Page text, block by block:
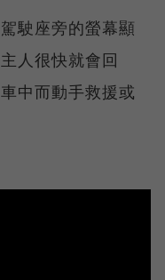
駛座旁的螢幕顯
人很快就會回
中而動手救援或